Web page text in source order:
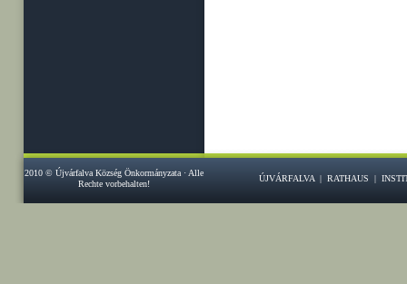
2010 © Újvárfalva Község Önkormányzata · Alle
Rechte vorbehalten!
ÚJVÁRFALVA | RATHAUS |